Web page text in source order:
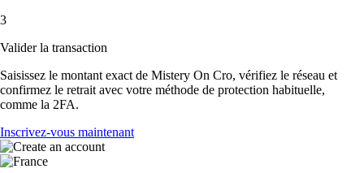
3
Valider la transaction
Saisissez le montant exact de Mistery On Cro, vérifiez le réseau et
confirmez le retrait avec votre méthode de protection habituelle,
comme la 2FA.
Inscrivez-vous maintenant